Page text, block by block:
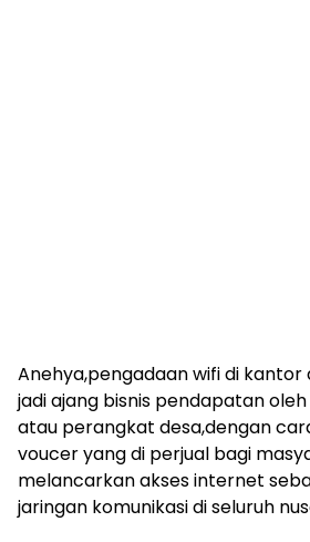
Anehya,pengadaan wifi di kantor
jadi ajang bisnis pendapatan
atau perangkat desa,dengan
voucer yang di perjual bagi
melancarkan akses internet
jaringan komunikasi di seluruh